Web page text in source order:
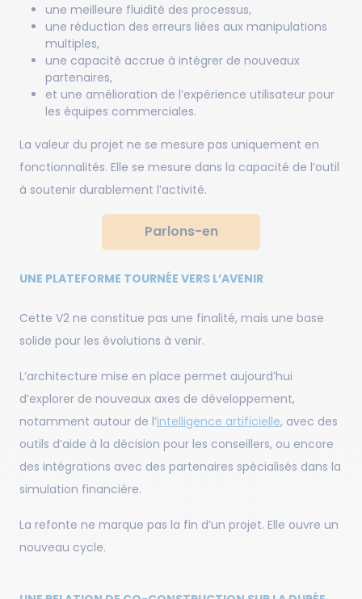
une meilleure fluidité des processus,
une réduction des erreurs liées aux manipulations
multiples,
une capacité accrue à intégrer de nouveaux
partenaires,
et une amélioration de l’expérience utilisateur pour
les équipes commerciales.
La valeur du projet ne se mesure pas uniquement en
fonctionnalités. Elle se mesure dans la capacité de l’outil
à soutenir durablement l’activité.
Parlons-en
UNE PLATEFORME TOURNÉE VERS L’AVENIR
Cette V2 ne constitue pas une finalité, mais une base
solide pour les évolutions à venir.
L’architecture mise en place permet aujourd’hui
d’explorer de nouveaux axes de développement,
notamment autour de l’intelligence artificielle, avec des
outils d’aide à la décision pour les conseillers, ou encore
des intégrations avec des partenaires spécialisés dans la
simulation financière.
La refonte ne marque pas la fin d’un projet. Elle ouvre un
nouveau cycle.